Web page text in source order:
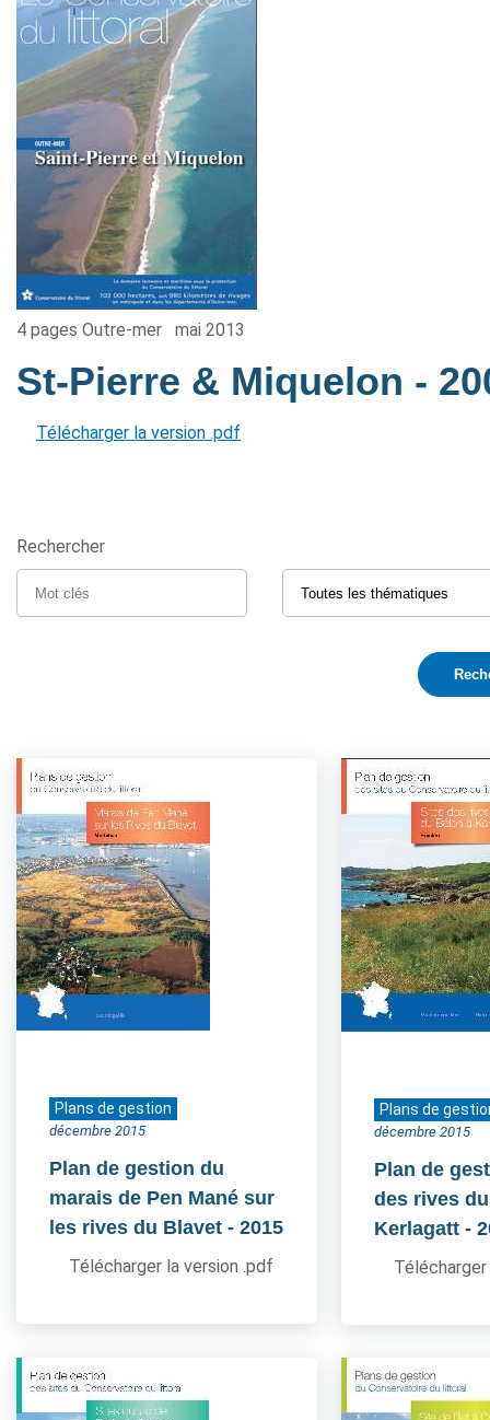
4 pages Outre-mer mai 2013
St-Pierre & Miquelon -
Télécharger la version .pdf
Rechercher
Plans de gestion
décembre 2015
Plan de gestion du
marais de Pen Mané sur
les rives du Blavet - 2015
Télécharger la version .pdf
Plans de
décembre 2015
Plan de
des rives
Kerlagatt -